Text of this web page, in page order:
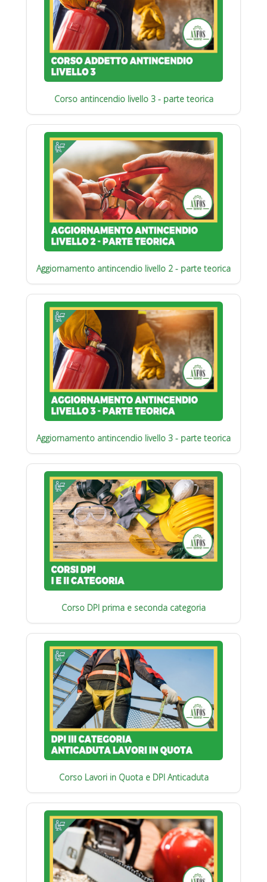
Corso antincendio livello 3 - parte teorica
Aggiornamento antincendio livello 2 - parte teorica
Aggiornamento antincendio livello 3 - parte teorica
Corso DPI prima e seconda categoria
Corso Lavori in Quota e DPI Anticaduta